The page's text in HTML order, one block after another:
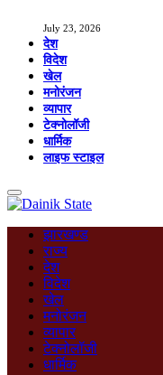
July 23, 2026
देश
विदेश
खेल
मनोरंजन
व्यापार
टेक्नोलॉजी
धार्मिक
लाइफ स्टाइल
झारखण्ड
राज्य
देश
विदेश
खेल
मनोरंजन
व्यापार
टेक्नोलॉजी
धार्मिक